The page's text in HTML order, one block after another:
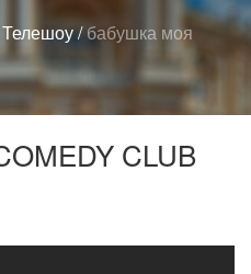
/бабушка моя
CLUB